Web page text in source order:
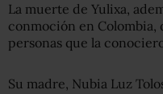
La muerte de Yulixa,
conmoción en Colombia,
personas que la
Su madre, Nubia Luz